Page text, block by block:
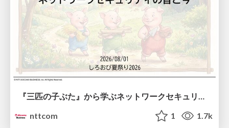
nttcom
1 1.7k